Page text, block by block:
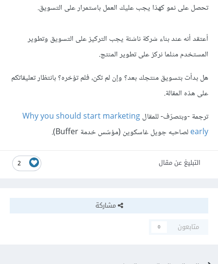
تحصل على نمو كهذا يجب عليك العمل باستمرار على التسويق.
أعتقد أنه عند بناء شركة ناشئة يجب التركيز على التسويق وتطوير
المستخدم مثلما نركز على تطوير المنتج.
هل بدأت بتسويق منتجك بعد؟ وإن لم تكن، فلم تؤخره؟ بانتظار تعليقاتكم
على هذه المقالة.
ترجمة -وبتصرّف- للمقالWhy you should start marketing
earlyلصاحبه جويل غاسكوين (مؤسّس خدمة Buffer).
2 التبليغ عن مقال
مشاركة
متابعون
0